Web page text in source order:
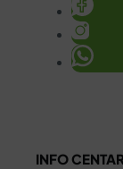
INFO CENTAR